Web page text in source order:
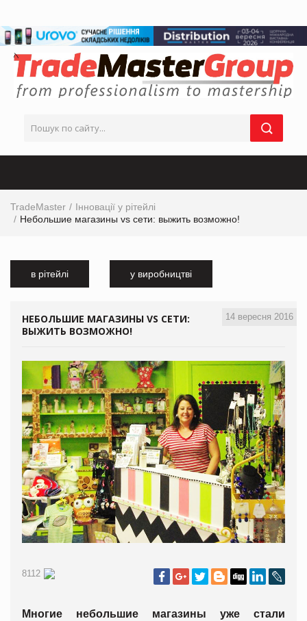
TradeMaster
Інновації у рітейлі
Небольшие магазины vs сети: выжить возможно!
в рітейлі у виробництві
14 вересня 2016
НЕБОЛЬШИЕ МАГАЗИНЫ VS СЕТИ:
ВЫЖИТЬ ВОЗМОЖНО!
8112
Многие небольшие магазины уже стали